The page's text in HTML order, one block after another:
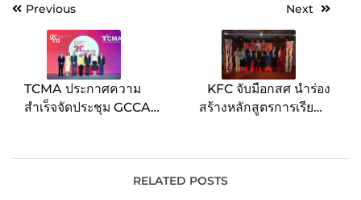
PostPrevious
TCMA ประกาศความ
สำเร็จจัดประชุม GCCA
ซีเมนต์ทั่วโลก ดึงกรีนฟันด์
Next
KFC จับมือกสศ นำร่อง
สร้างหลักสูตรการเรียนที่
ศึกษา
RELATED POSTS